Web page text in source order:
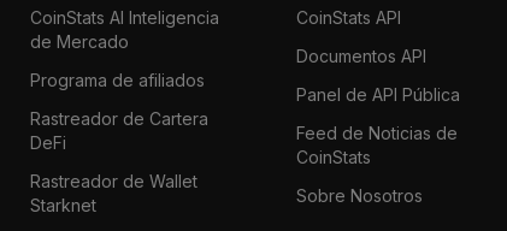
CoinStats AI Inteligencia
de Mercado
Programa de afiliados
Rastreador de Cartera
DeFi
Rastreador de Wallet
Starknet
CoinStats API
Documentos API
Panel de API Pública
Feed de Noticias de
CoinStats
Sobre Nosotros